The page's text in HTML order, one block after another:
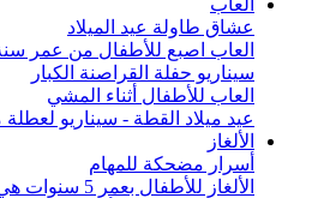
ألعاب
عشاق طاولة عيد الميلاد
العاب اصبع للأطفال من عمر
سيناريو حفلة القراصنة الكبار
العاب للأطفال أثناء المشي
عيد ميلاد القطة - سيناريو لعطلة
الألغاز
أسرار مضحكة للمهام
الألغاز